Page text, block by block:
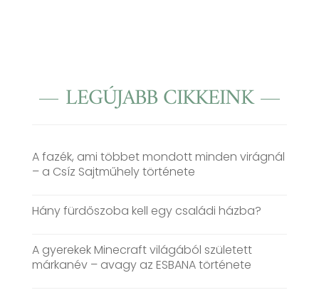
LEGÚJABB CIKKEINK
A fazék, ami többet mondott minden virágnál
– a Csíz Sajtműhely története
Hány fürdőszoba kell egy családi házba?
A gyerekek Minecraft világából született
márkanév – avagy az ESBANA története